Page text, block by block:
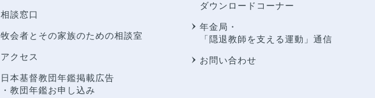
相談窓口
牧会者とその家族のための相談室
アクセス
日本基督教団年鑑掲載広告
・教団年鑑お申し込み
ダウンロードコーナー
年金局・
「隠退教師を支える運動」通信
お問い合わせ